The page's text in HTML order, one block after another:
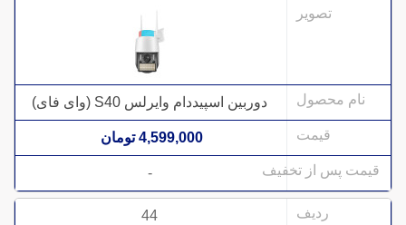
دوربین اسپیددام وایرلس S40 (وای فای)
4,599,000 تومان
-
44